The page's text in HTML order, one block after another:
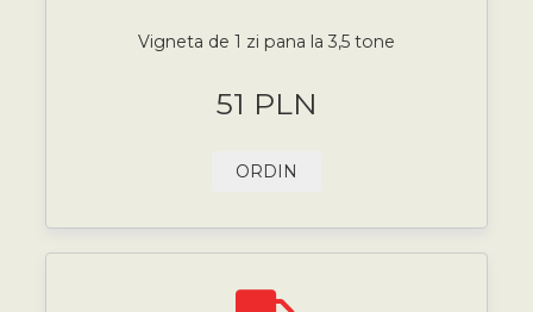
Vigneta de 1 zi pana la 3,5 tone
51 PLN
ORDIN